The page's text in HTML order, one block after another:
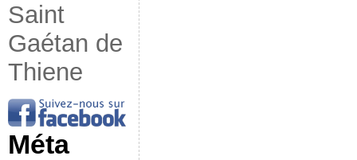
Saint
Gaétan de
Thiene
Méta